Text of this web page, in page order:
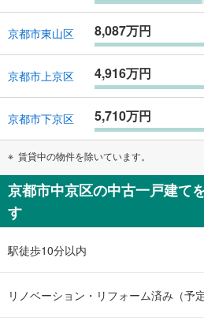
京都市東山区 8,087万円
京都市上京区 4,916万円
京都市下京区 5,710万円
賃貸中の物件を除いています。
京都市中京区の中古一戸建て
す
駅徒歩10分以内
リノベーション・リフォーム済み（予定